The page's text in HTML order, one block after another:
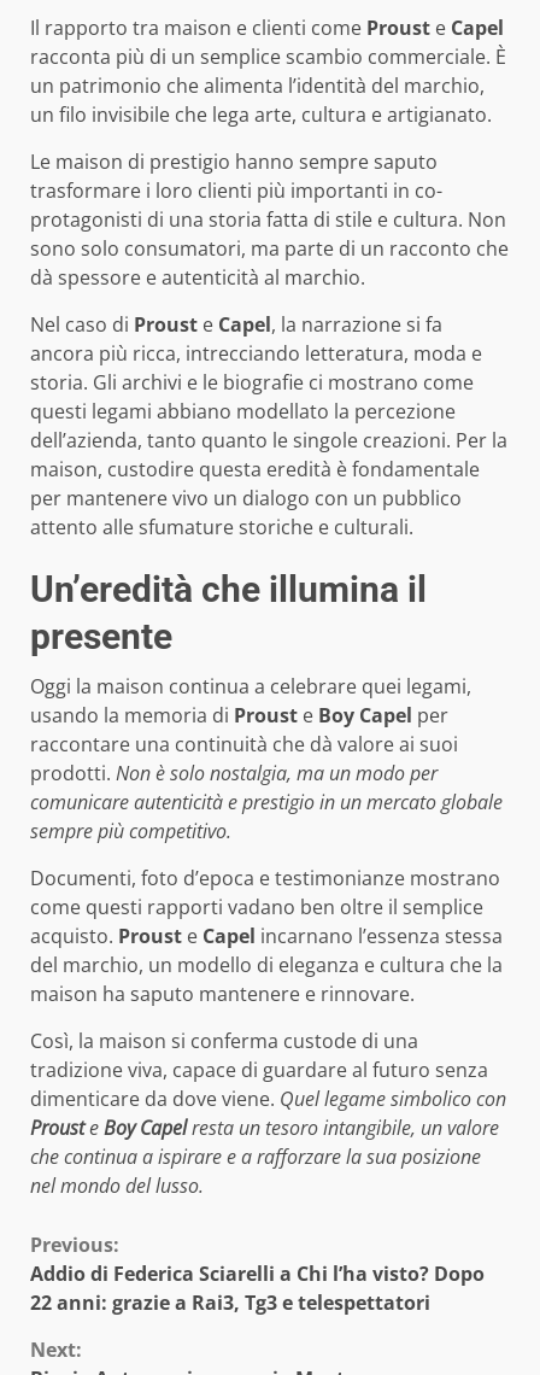
Il rapporto tra maison e clienti come Proust e Capel
racconta più di un semplice scambio commerciale. È
un patrimonio che alimenta l’identità del marchio,
un filo invisibile che lega arte, cultura e artigianato.
Le maison di prestigio hanno sempre saputo
trasformare i loro clienti più importanti in co-
protagonisti di una storia fatta di stile e cultura. Non
sono solo consumatori, ma parte di un racconto che
dà spessore e autenticità al marchio.
Nel caso di Proust e Capel, la narrazione si fa
ancora più ricca, intrecciando letteratura, moda e
storia. Gli archivi e le biografie ci mostrano come
questi legami abbiano modellato la percezione
dell’azienda, tanto quanto le singole creazioni. Per la
maison, custodire questa eredità è fondamentale
per mantenere vivo un dialogo con un pubblico
attento alle sfumature storiche e culturali.
Un’eredità che illumina il
presente
Oggi la maison continua a celebrare quei legami,
usando la memoria di Proust e Boy Capel per
raccontare una continuità che dà valore ai suoi
prodotti. Non è solo nostalgia, ma un modo per
comunicare autenticità e prestigio in un mercato globale
sempre più competitivo.
Documenti, foto d’epoca e testimonianze mostrano
come questi rapporti vadano ben oltre il semplice
acquisto. Proust e Capel incarnano l’essenza stessa
del marchio, un modello di eleganza e cultura che la
maison ha saputo mantenere e rinnovare.
Così, la maison si conferma custode di una
tradizione viva, capace di guardare al futuro senza
dimenticare da dove viene. Quel legame simbolico con
ProusteBoy Capelresta un tesoro intangibile, un valore
che continua a ispirare e a rafforzare la sua posizione
nel mondo del lusso.
Continue
Reading
Previous:
Addio di Federica Sciarelli a Chi l’ha visto? Dopo
22 anni: grazie a Rai3, Tg3 e telespettatori
Next: